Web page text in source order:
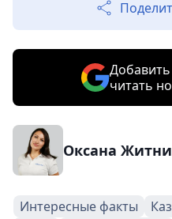
читать
Оксана
Интересные факты